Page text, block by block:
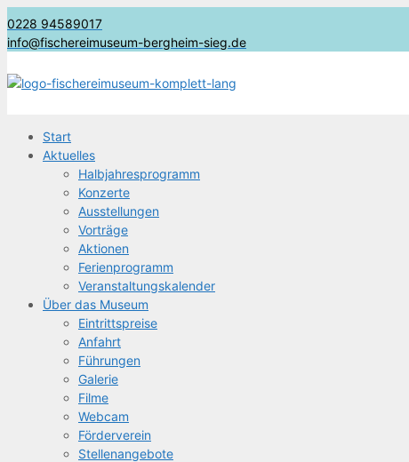
0228 94589017
info@fischereimuseum-bergheim-sieg.de
Start
Aktu­el­les
Halb­jah­res­pro­gramm
Kon­zer­te
Aus­stel­lun­gen
Vor­trä­ge
Aktio­nen
Feri­en­pro­gramm
Ver­an­stal­tungs­ka­len­der
Über das Museum
Ein­tritts­prei­se
Anfahrt
Füh­run­gen
Gale­rie
Fil­me
Web­cam
För­der­ver­ein
Stel­len­an­ge­bo­te